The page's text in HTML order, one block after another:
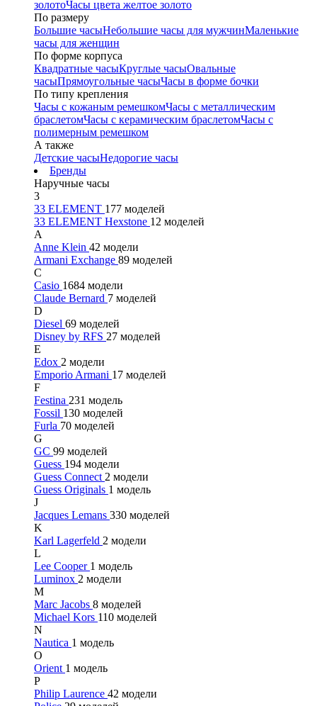
золотоЧасы цвета желтое золото
По размеру
Большие часыНебольшие часы для мужчинМаленькие
часы для женщин
По форме корпуса
Квадратные часыКруглые часыОвальные
часыПрямоугольные часыЧасы в форме бочки
По типу крепления
Часы с кожаным ремешкомЧасы с металлическим
браслетомЧасы с керамическим браслетомЧасы с
полимерным ремешком
А также
Детские часыНедорогие часы
Бренды
Наручные часы
3
33 ELEMENT 177 моделей
33 ELEMENT Hexstone 12 моделей
A
Anne Klein 42 модели
Armani Exchange 89 моделей
C
Casio 1684 модели
Claude Bernard 7 моделей
D
Diesel 69 моделей
Disney by RFS 27 моделей
E
Edox 2 модели
Emporio Armani 17 моделей
F
Festina 231 модель
Fossil 130 моделей
Furla 70 моделей
G
GC 99 моделей
Guess 194 модели
Guess Connect 2 модели
Guess Originals 1 модель
J
Jacques Lemans 330 моделей
K
Karl Lagerfeld 2 модели
L
Lee Cooper 1 модель
Luminox 2 модели
M
Marc Jacobs 8 моделей
Michael Kors 110 моделей
N
Nautica 1 модель
O
Orient 1 модель
P
Philip Laurence 42 модели